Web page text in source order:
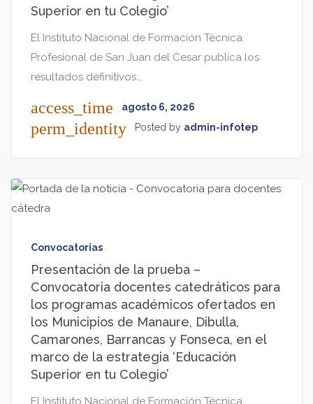
Superior en tu Colegio’
El Instituto Nacional de Formación Técnica
Profesional de San Juan del Cesar publica los
resultados definitivos…
access_time agosto 6, 2026
perm_identity Posted by admin-infotep
Convocatorias
Presentación de la prueba –
Convocatoria docentes catedráticos para
los programas académicos ofertados en
los Municipios de Manaure, Dibulla,
Camarones, Barrancas y Fonseca, en el
marco de la estrategia ‘Educación
Superior en tu Colegio’
El Instituto Nacional de Formación Técnica